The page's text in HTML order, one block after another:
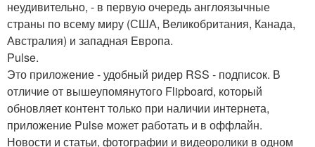
неудивительно, - в первую очередь англоязычные
страны по всему миру (США, Великобритания, Канада,
Австралия) и западная Европа.
Pulse.
Это приложение - удобный ридер RSS - подписок. В
отличие от вышеупомянутого Flipboard, который
обновляет контент только при наличии интернета,
приложение Pulse может работать и в оффлайн.
Новости и статьи, фотографии и видеоролики в одном